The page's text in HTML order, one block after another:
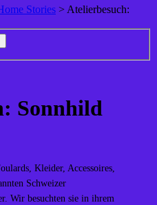
Stories > Atelierbesuch:
Sonnhild
Kleider, Accessoires,
Schweizer
Wir besuchten sie in ihrem